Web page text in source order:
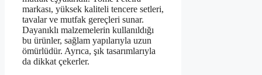
markası, yüksek kaliteli tencere setleri,
tavalar ve mutfak gereçleri sunar.
Dayanıklı malzemelerin kullanıldığı
bu ürünler, sağlam yapılarıyla uzun
ömürlüdür. Ayrıca, şık tasarımlarıyla
da dikkat çekerler.